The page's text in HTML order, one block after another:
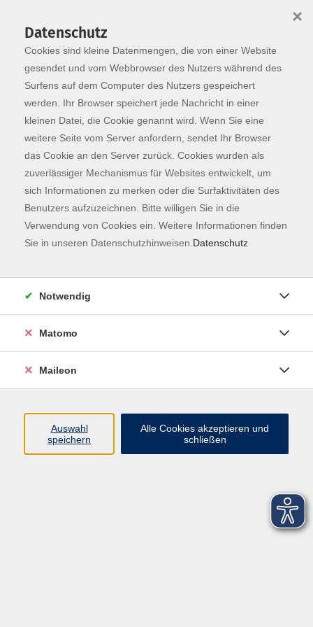
Skip to main content
You are here:
Programm
Der Kurs konnte nicht gefunden werden.
Kontaktformular
Impressum
AGB
Datenschutzerklärung
Datenschutz
Cookies sind kleine Datenmengen, die von einer Website
gesendet und vom Webbrowser des Nutzers während des
Surfens auf dem Computer des Nutzers gespeichert
werden. Ihr Browser speichert jede Nachricht in einer
kleinen Datei, die Cookie genannt wird. Wenn Sie eine
weitere Seite vom Server anfordern, sendet Ihr Browser
das Cookie an den Server zurück. Cookies wurden als
zuverlässiger Mechanismus für Websites entwickelt, um
sich Informationen zu merken oder die Surfaktivitäten des
Benutzers aufzuzeichnen. Bitte willigen Sie in die
Verwendung von Cookies ein. Weitere Informationen finden
Sie in unseren Datenschutzhinweisen. Datenschutz
×
Notwendig
Matomo
Maileon
Auswahl
speichern
Alle Cookies akzeptieren und
schließen